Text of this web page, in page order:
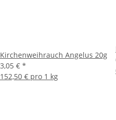
Kirchenweihrauch Angelus 20g
3,05 € *
152,50 € pro 1 kg